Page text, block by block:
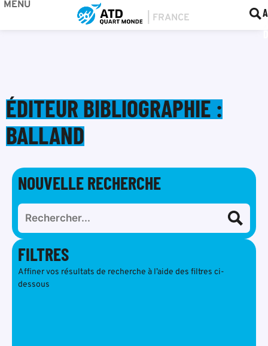
MENU
ÉDITEUR BIBLIOGRAPHIE :
BALLAND
NOUVELLE RECHERCHE
FILTRES
Affiner vos résultats de recherche à l’aide des filtres ci-
dessous